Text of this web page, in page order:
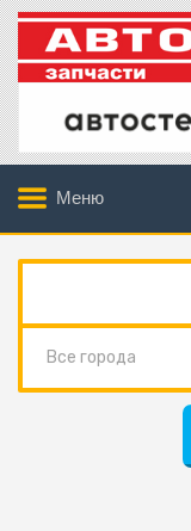
Меню
Все города